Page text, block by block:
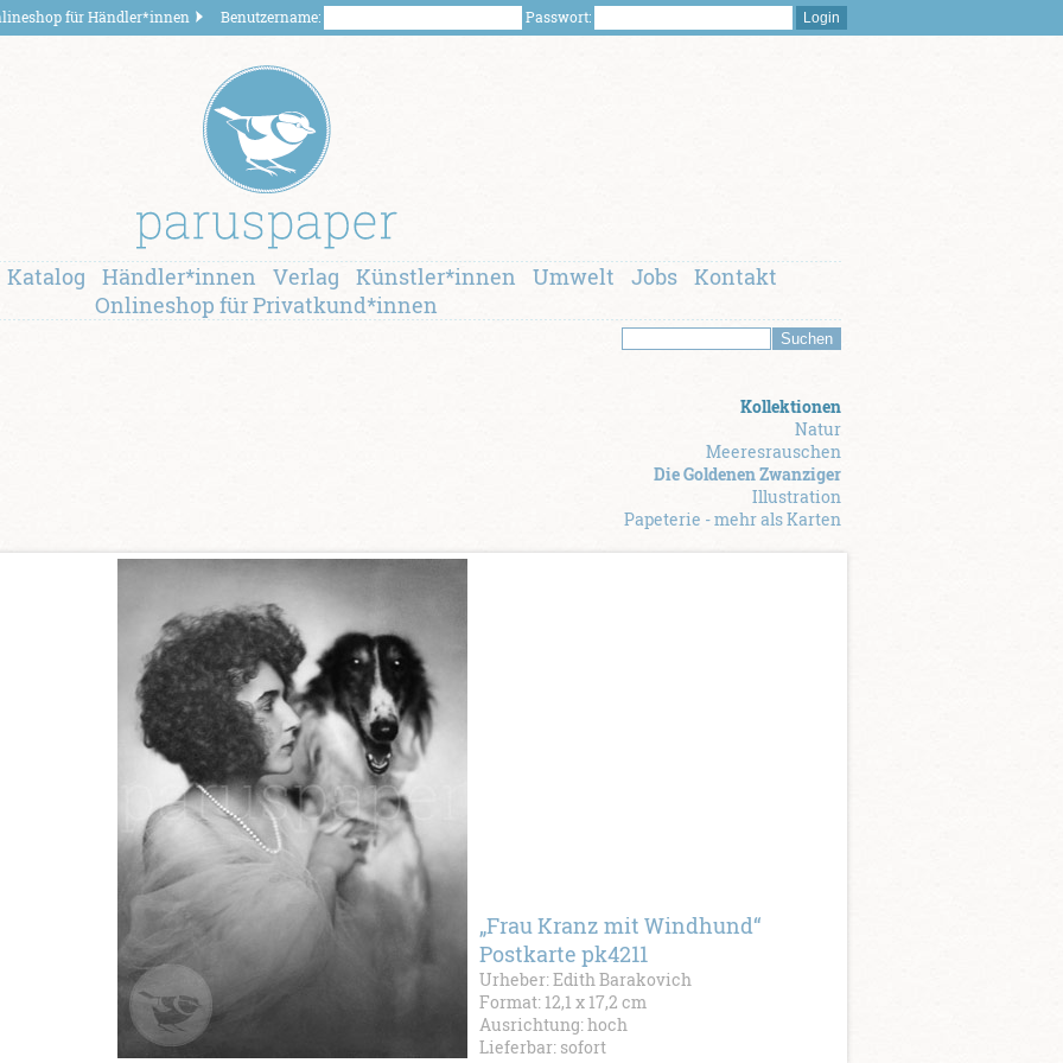
für Händler*innen Benutzername: Passwort:
Katalog Händler*innen Verlag Künstler*innen Umwelt Jobs
Kontakt
Onlineshop für Privatkund*innen
Kollektionen
Natur
Meeresrauschen
Die Goldenen Zwanziger
Illustration
Papeterie - mehr als Karten
„Frau Kranz mit Windhund“
Postkarte pk4211
Urheber: Edith Barakovich
Format: 12,1 x 17,2 cm
Ausrichtung: hoch
Lieferbar: sofort